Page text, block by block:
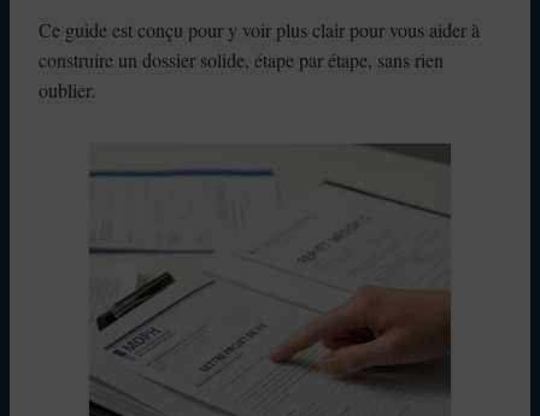
Ce guide est conçu pour y voir plus clair pour vous aider à
construire un dossier solide, étape par étape, sans rien
oublier.